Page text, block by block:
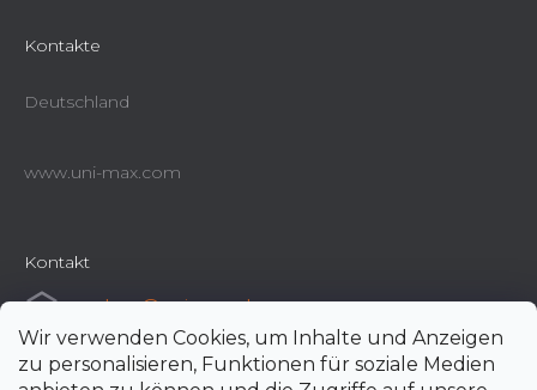
Wir verwenden Cookies, um Inhalte und Anzeigen
zu personalisieren, Funktionen für soziale Medien
Kontakte
Deutschland
www.uni-max.com
Kontakt
e-shop@uni-max.de
+420 266 190 190